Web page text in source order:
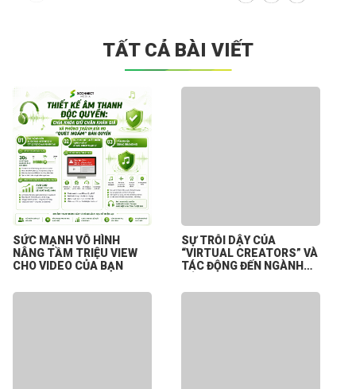
TẤT CẢ BÀI VIẾT
SỨC MẠNH VÔ HÌNH
NÂNG TẦM TRIỆU VIEW
CHO VIDEO CỦA BẠN
SỰ TRỖI DẬY CỦA
“VIRTUAL CREATORS” VÀ
TÁC ĐỘNG ĐẾN NGÀNH
SỐ